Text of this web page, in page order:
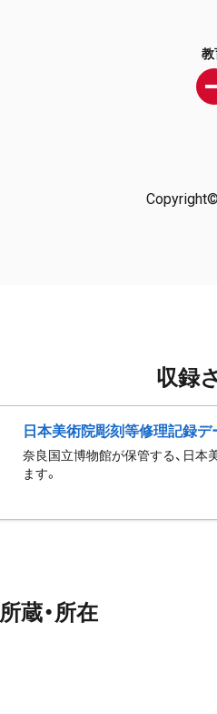
教
収録
日本美術院彫刻等修理記録デ
奈良国立博物館が保管する、日本
ます。
所蔵・所在